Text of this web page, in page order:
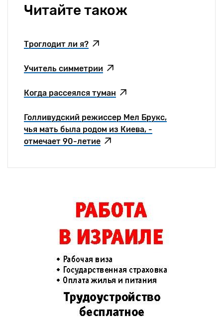
Читайте також
Троглодит ли я?
Учитель симметрии
Когда рассеялся туман
Голливудский режиссер Мел Брукс,
чья мать была родом из Киева, -
отмечает 90-летие